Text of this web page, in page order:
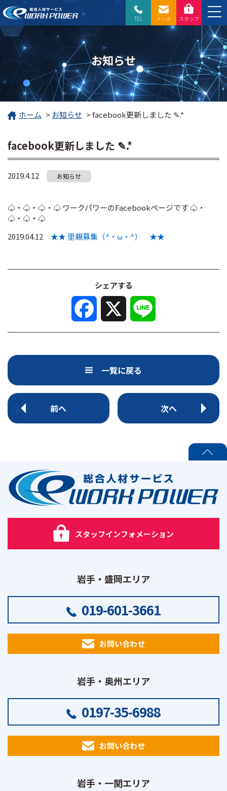
TEL メール スタッフ
お知らせ
ホーム > お知らせ >facebook更新しました ✎.*
facebook更新しました ✎.*
2019.4.12 お知らせ
♤・♤・♤・♤ ワークパワーのFacebookページです ♤・
♤・♤・♤
2019.04.12 ★★ 里親募集（^・ω・^） ★★
シェアする
F
b
k
X
一覧に戻る
前へ 次へ
スタッフインフォメーション
岩手・盛岡エリア
019-601-3661
お問い合わせ
岩手・奥州エリア
0197-35-6988
お問い合わせ
岩手・一関エリア